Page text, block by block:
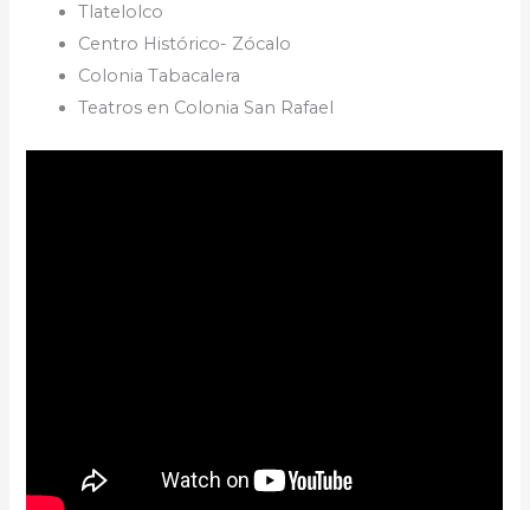
Tlatelolco
Centro Histórico- Zócalo
Colonia Tabacalera
Teatros en Colonia San Rafael